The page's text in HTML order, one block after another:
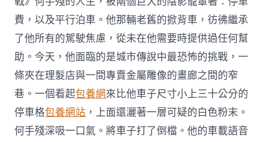
費，以及平行泊車。他那輛老舊的掀背車，彷彿繼承
了他所有的駕駛焦慮，從未在他需要時提供過任何幫
助。今天，他面臨的是城市傳說中最恐怖的挑戰，一
條夾在理髮店與一間專賣金屬雕像的畫廊之間的窄
巷。一個看起包養網來比他車子尺寸小上三十公分的
停車格包養網站 ，上面還灑著一層可疑的白色粉末。
何手殘深吸一口氣。將車子打了倒檔。他的車載語音